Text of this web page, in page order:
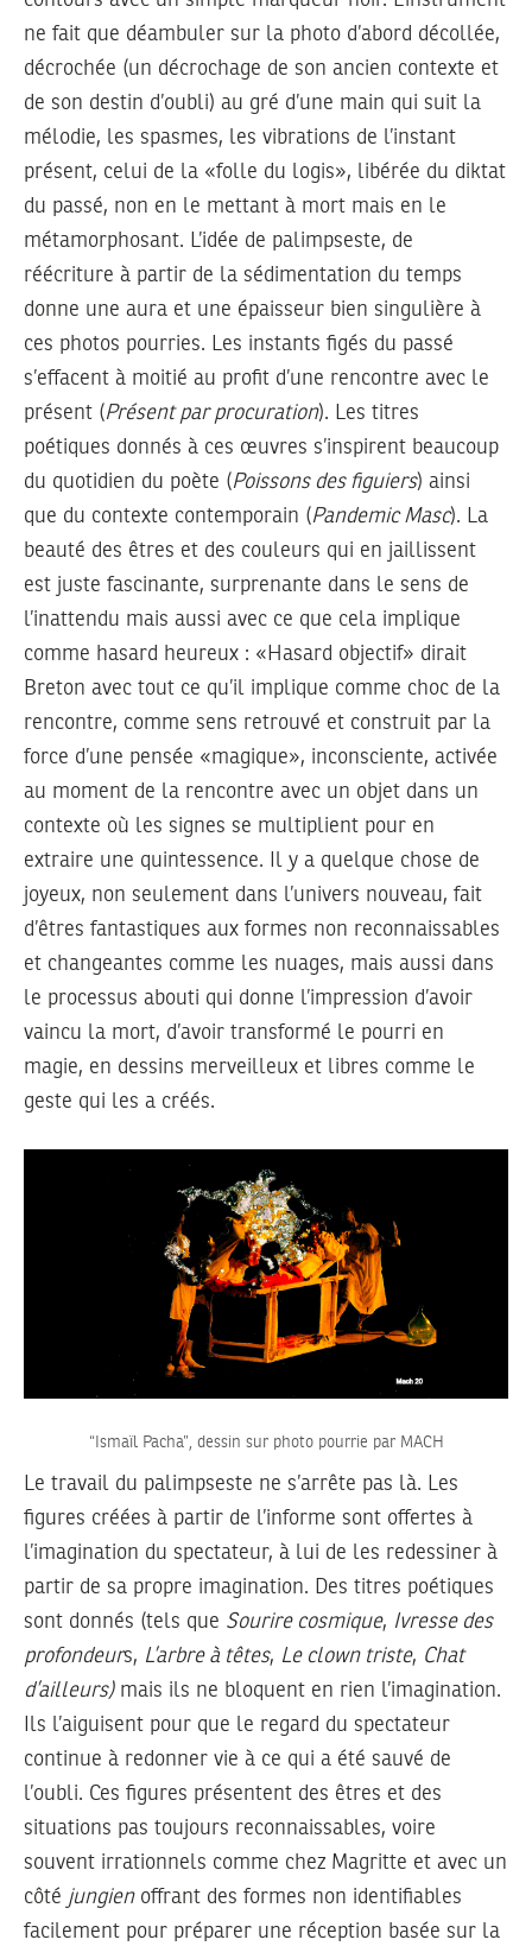
ne fait que déambuler sur la photo d’abord décollée,
décrochée (un décrochage de son ancien contexte et
de son destin d’oubli) au gré d’une main qui suit la
mélodie, les spasmes, les vibrations de l’instant
présent, celui de la «folle du logis», libérée du diktat
du passé, non en le mettant à mort mais en le
métamorphosant. L’idée de palimpseste, de
réécriture à partir de la sédimentation du temps
donne une aura et une épaisseur bien singulière à
ces photos pourries. Les instants figés du passé
s’effacent à moitié au profit d’une rencontre avec le
présent (Présent par procuration). Les titres
poétiques donnés à ces œuvres s’inspirent beaucoup
du quotidien du poète (Poissons des figuiers) ainsi
que du contexte contemporain (Pandemic Masc). La
beauté des êtres et des couleurs qui en jaillissent
est juste fascinante, surprenante dans le sens de
l’inattendu mais aussi avec ce que cela implique
comme hasard heureux : «Hasard objectif» dirait
Breton avec tout ce qu’il implique comme choc de la
rencontre, comme sens retrouvé et construit par la
force d’une pensée «magique», inconsciente, activée
au moment de la rencontre avec un objet dans un
contexte où les signes se multiplient pour en
extraire une quintessence. Il y a quelque chose de
joyeux, non seulement dans l’univers nouveau, fait
d’êtres fantastiques aux formes non reconnaissables
et changeantes comme les nuages, mais aussi dans
le processus abouti qui donne l’impression d’avoir
vaincu la mort, d’avoir transformé le pourri en
magie, en dessins merveilleux et libres comme le
geste qui les a créés.
“Ismaïl Pacha”, dessin sur photo pourrie par MACH
Le travail du palimpseste ne s’arrête pas là. Les
figures créées à partir de l’informe sont offertes à
l’imagination du spectateur, à lui de les redessiner à
partir de sa propre imagination. Des titres poétiques
sont donnés (tels que Sourire cosmique, Ivresse des
profondeurs, L’arbre à têtes, Le clown triste, Chat
d’ailleurs)mais ils ne bloquent en rien l’imagination.
Ils l’aiguisent pour que le regard du spectateur
continue à redonner vie à ce qui a été sauvé de
l’oubli. Ces figures présentent des êtres et des
situations pas toujours reconnaissables, voire
souvent irrationnels comme chez Magritte et avec un
côté jungienoffrant des formes non identifiables
facilement pour préparer une réception basée sur la